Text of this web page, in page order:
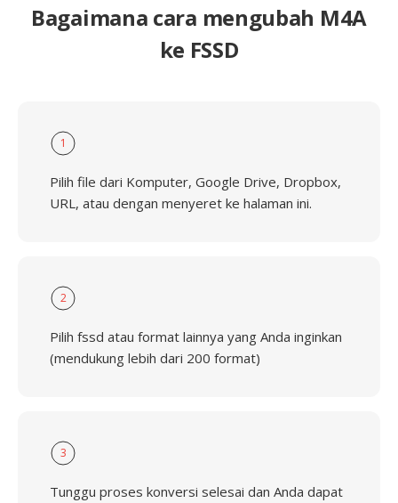
Bagaimana cara mengubah M4A
ke FSSD
1
Pilih file dari Komputer, Google Drive, Dropbox,
URL, atau dengan menyeret ke halaman ini.
2
Pilih fssd atau format lainnya yang Anda inginkan
(mendukung lebih dari 200 format)
3
Tunggu proses konversi selesai dan Anda dapat